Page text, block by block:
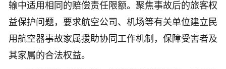
输中适用相同的赔偿责任限额。聚焦事故后的旅客权
益保护问题，要求航空公司、机场等有关单位建立民
用航空器事故家属援助协同工作机制，保障受害者及
其家属的合法权益。